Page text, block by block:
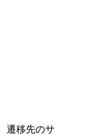
遷移先のサ